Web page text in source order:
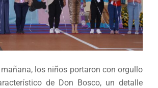
los niños portaron con orgullo
de Don Bosco, un detalle